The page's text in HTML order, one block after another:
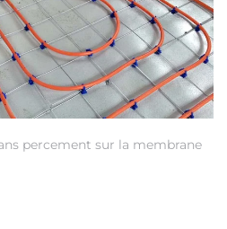
la membrane acoustique n’est